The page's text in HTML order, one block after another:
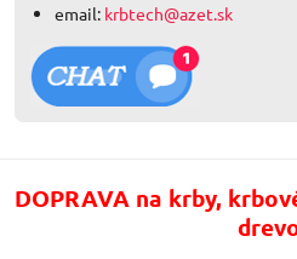
email: krbtech@azet.sk
DOPRAVA na krby,